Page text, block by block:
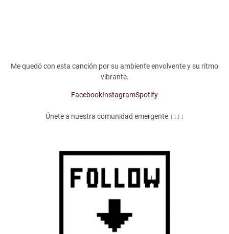
Me quedó con esta canción por su ambiente envolvente y su ritmo
vibrante.
FacebookInstagramSpotify
Únete a nuestra comunidad emergente ↓↓↓↓